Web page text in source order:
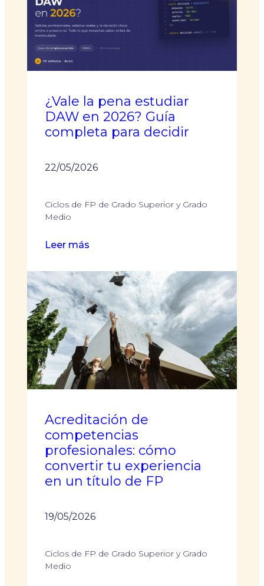
laborales:
los
ciclos
que
más
empleo
en
¿Vale la pena estudiar
DAW en 2026? Guía
completa para decidir
22/05/2026
Ciclos de FP de Grado Superior y Grado
Medio
Leer más
la
pena
estudiar
DAW
en
2026?
Guía
completa
para
Acreditación de
competencias
profesionales: cómo
convertir tu experiencia
en un título de FP
19/05/2026
Ciclos de FP de Grado Superior y Grado
Medio